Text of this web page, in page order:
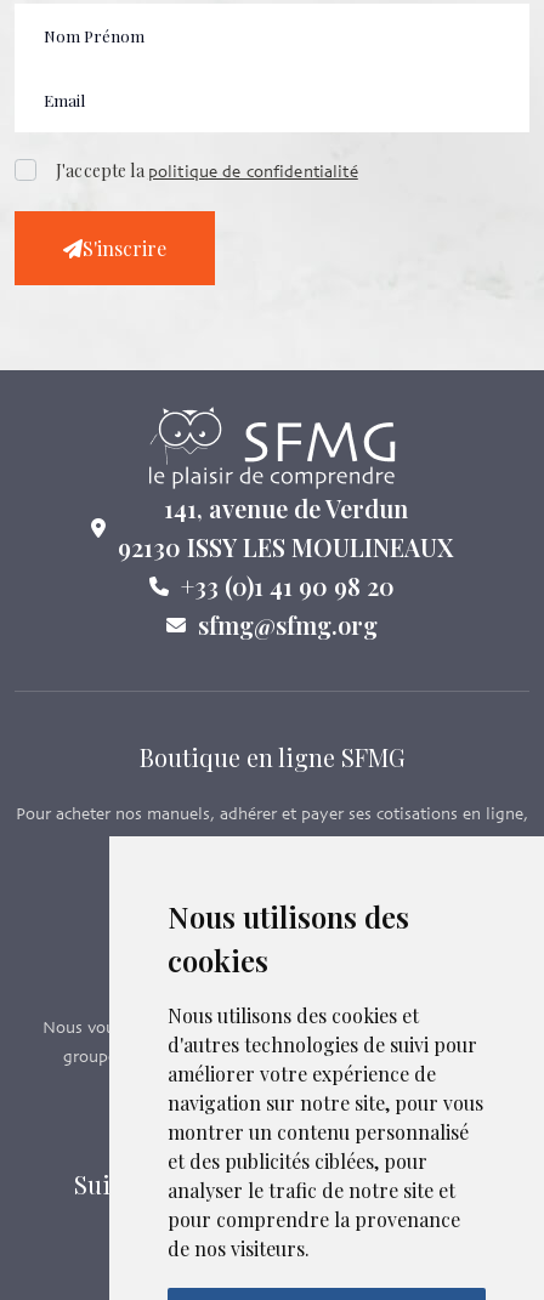
Nous utilisons des
cookies
Nous utilisons des cookies et
d'autres technologies de suivi pour
améliorer votre expérience de
navigation sur notre site, pour vous
montrer un contenu personnalisé
et des publicités ciblées, pour
analyser le trafic de notre site et
pour comprendre la provenance
de nos visiteurs.
J'accepte lapolitique de confidentialité
S'inscrire
141, avenue de Verdun
92130 ISSY LES MOULINEAUX
+33 (0)1 41 90 98 20
sfmg@sfmg.org
Boutique en ligne SFMG
Pour acheter nos manuels, adhérer et payer ses cotisations en ligne,
c’est par ici - Suivez le lien ci-dessous.
Boutique en ligne
Formations SFMG
Nous vous proposons des formations e-learning, présentiels,
groupes de pairs - Certificat QUALIOPI n° 2020/89171.2
Découvrir nos formations
Suivez-nous sur les réseaux sociaux